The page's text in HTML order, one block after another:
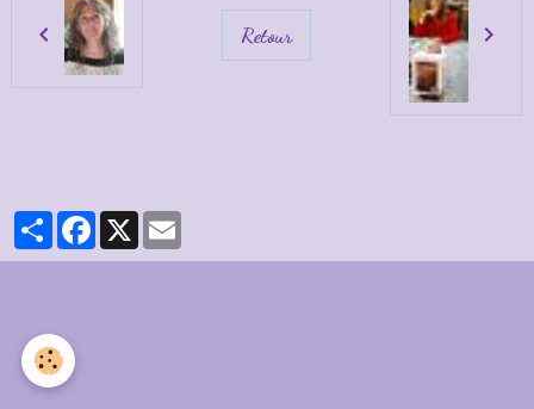
Retour
PartagerFacebook
X